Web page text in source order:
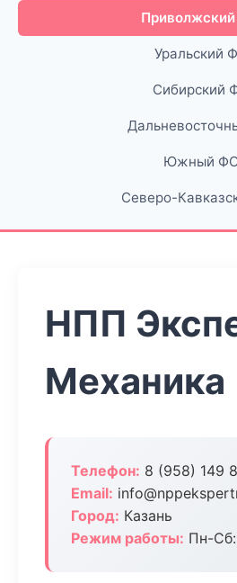
Уральский
Сибирский
Южный
Северо-
НПП
Механика
Телефон: 8 (958) 149
Email:
Город: Казань
Режим работы: Пн-